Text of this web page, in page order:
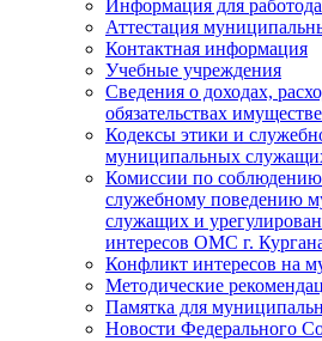
Информация для
Аттестация
Контактная информация
Учебные учреждения
Сведения о доходах,
обязательствах
Кодексы этики и
муниципальных
Комиссии по
служебному поведению
служащих и
интересов ОМС г.
Конфликт интересов на
Методические
Памятка для
Новости Федерального